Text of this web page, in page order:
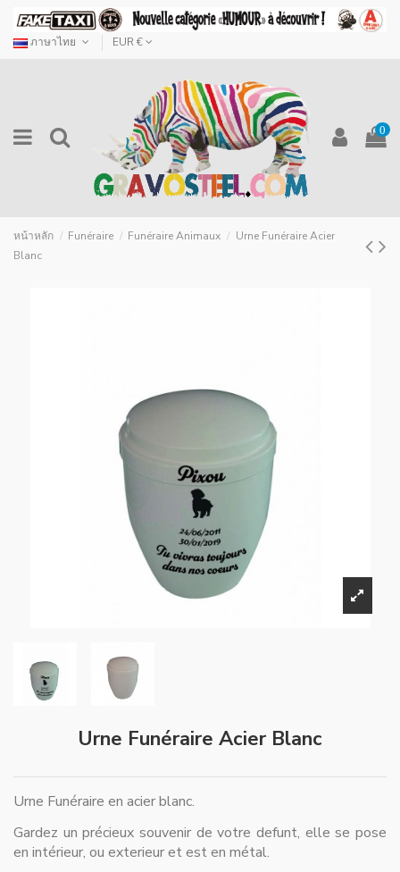
ภาษาไทย EUR €
0
หน้าหลัก Funéraire Funéraire Animaux
Urne Funéraire Acier
Blanc
Urne Funéraire Acier Blanc
Urne Funéraire en acier blanc.
Gardez un précieux souvenir de votre defunt, elle se pose
en intérieur, ou exterieur et est en métal.